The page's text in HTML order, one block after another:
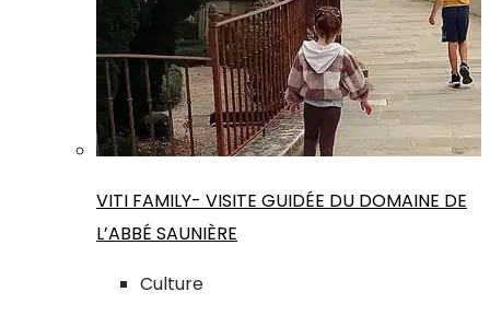
VITI FAMILY- VISITE GUIDÉE DU DOMAINE DE
L’ABBÉ SAUNIÈRE
Culture